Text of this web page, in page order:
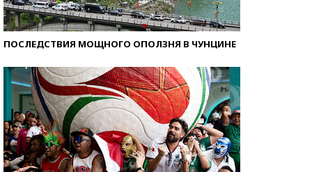
ПОСЛЕДСТВИЯ МОЩНОГО ОПОЛЗНЯ В ЧУНЦИНЕ